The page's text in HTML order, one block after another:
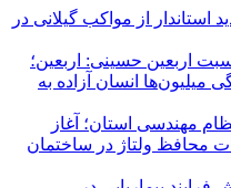
استاندار از مواکب گیلانی در
اربعین حسینی: اربعین؛
میلیون‌ها انسان آزاده به
مهندسی استان؛ آغاز
محافظ ولتاژ در ساختمان